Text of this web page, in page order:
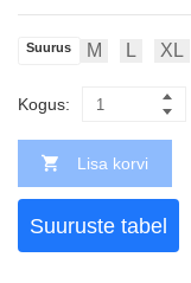
Suurus M L XL
Kogus:
Lisa korvi
Suuruste tabel